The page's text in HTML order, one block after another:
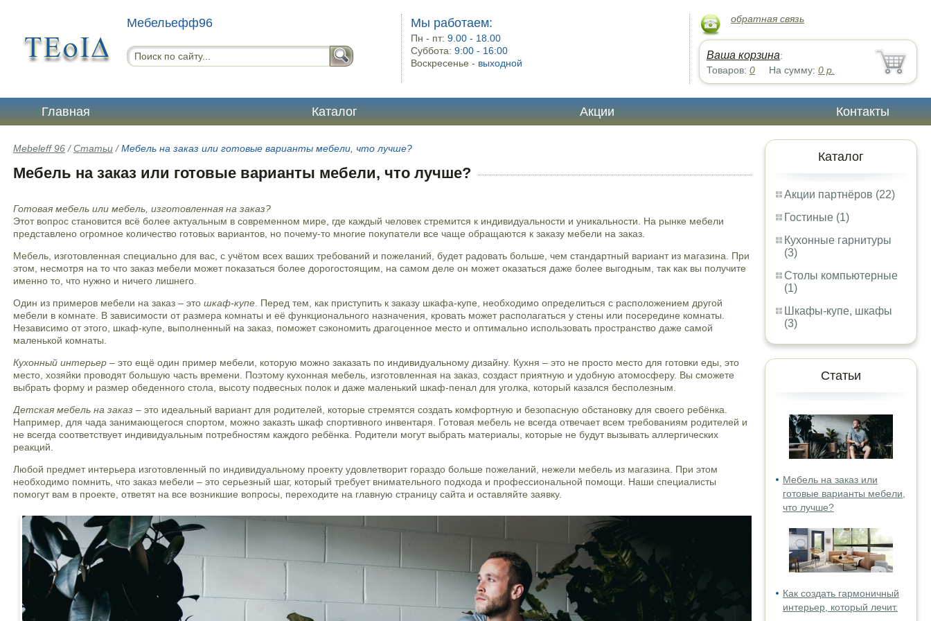
Мебельефф96 Мы работаем:
Пн - пт:9.00 - 18.00
Суббота:9:00 - 16:00
Воскресенье - выходной
обратная связь
Ваша корзина:
Товаров: 0 На сумму: 0 р.
Главная Каталог Акции Контакты
Каталог
Акции партнёров (22)
Гостиные (1)
Кухонные гарнитуры
(3)
Столы компьютерные
(1)
Шкафы-купе, шкафы
(3)
Статьи
Мебель на заказ или
готовые варианты мебели,
что лучше?
Как создать гармоничный
интерьер, который лечит.
Mebeleff 96 /Статьи /Мебель на заказ или готовые варианты мебели, что лучше?
Мебель на заказ или готовые варианты мебели, что лучше?
Готовая мебель или мебель, изготовленная на заказ?
Этот вопрос становится всё более актуальным в современном мире, где каждый человек стремится к индивидуальности и уникальности. На рынке мебели
представлено огромное количество готовых вариантов, но почему-то многие покупатели все чаще обращаются к заказу мебели на заказ.
Мебель, изготовленная специально для вас, с учётом всех ваших требований и пожеланий, будет радовать больше, чем стандартный вариант из магазина. При
этом, несмотря на то что заказ мебели может показаться более дорогостоящим, на самом деле он может оказаться даже более выгодным, так как вы получите
именно то, что нужно и ничего лишнего.
Один из примеров мебели на заказ – это шкаф-купе . Перед тем, как приступить к заказу шкафа-купе, необходимо определиться с расположением другой
мебели в комнате. В зависимости от размера комнаты и её функционального назначения, кровать может располагаться у стены или посередине комнаты.
Независимо от этого, шкаф-купе, выполненный на заказ, поможет сэкономить драгоценное место и оптимально использовать пространство даже самой
маленькой комнаты.
Кухонный интерьер – это ещё один пример мебели, которую можно заказать по индивидуальному дизайну. Кухня – это не просто место для готовки еды, это
место, хозяйки проводят большую часть времени. Поэтому кухонная мебель, изготовленная на заказ, создаст приятную и удобную атомосферу. Вы сможете
выбрать форму и размер обеденного стола, высоту подвесных полок и даже маленький шкаф-пенал для уголка, который казался бесполезным.
Детская мебель на заказ – это идеальный вариант для родителей, которые стремятся создать комфортную и безопасную обстановку для своего ребёнка.
Например, для чада занимающегося спортом, можно заказть шкаф спортивного инвентаря. Готовая мебель не всегда отвечает всем требованиям родителей и
не всегда соответствует индивидуальным потребностям каждого ребёнка. Родители могут выбрать материалы, которые не будут вызывать аллергических
реакций.
Любой предмет интерьера изготовленный по индивидуальному проекту удовлетворит гораздо больше пожеланий, нежели мебель из магазина. При этом
необходимо помнить, что заказ мебели – это серьезный шаг, который требует внимательного подхода и профессиональной помощи. Наши специалисты
помогут вам в проекте, ответят на все возникшие вопросы, переходите на главную страницу сайта и оставляйте заявку.